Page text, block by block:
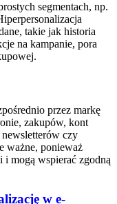
segmentach, np.
takie jak historia
na kampanie, pora
przez markę
zakupów, kont
czy
ważne, ponieważ
i mogą wspierać zgodną
w e-